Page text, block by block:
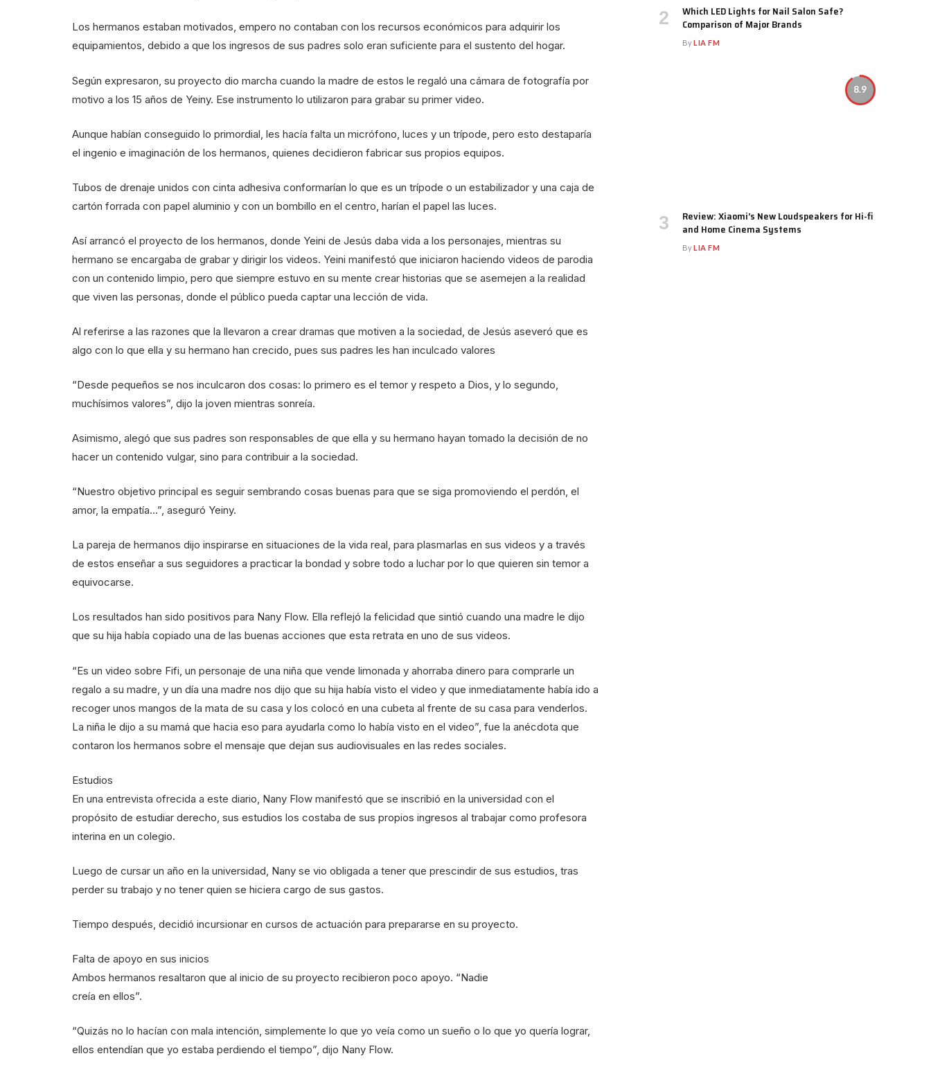
Los hermanos estaban motivados, empero no contaban con los recursos económicos para adquirir los
equipamientos, debido a que los ingresos de sus padres solo eran suficiente para el sustento del hogar.
Según expresaron, su proyecto dio marcha cuando la madre de estos le regaló una cámara de fotografía por
motivo a los 15 años de Yeiny. Ese instrumento lo utilizaron para grabar su primer video.
Aunque habían conseguido lo primordial, les hacía falta un micrófono, luces y un trípode, pero esto destaparía
el ingenio e imaginación de los hermanos, quienes decidieron fabricar sus propios equipos.
Tubos de drenaje unidos con cinta adhesiva conformarían lo que es un trípode o un estabilizador y una caja de
cartón forrada con papel aluminio y con un bombillo en el centro, harían el papel las luces.
Así arrancó el proyecto de los hermanos, donde Yeini de Jesús daba vida a los personajes, mientras su
hermano se encargaba de grabar y dirigir los videos. Yeini manifestó que iniciaron haciendo videos de parodia
con un contenido limpio, pero que siempre estuvo en su mente crear historias que se asemejen a la realidad
que viven las personas, donde el público pueda captar una lección de vida.
Al referirse a las razones que la llevaron a crear dramas que motiven a la sociedad, de Jesús aseveró que es
algo con lo que ella y su hermano han crecido, pues sus padres les han inculcado valores
“Desde pequeños se nos inculcaron dos cosas: lo primero es el temor y respeto a Dios, y lo segundo,
muchísimos valores”, dijo la joven mientras sonreía.
Asimismo, alegó que sus padres son responsables de que ella y su hermano hayan tomado la decisión de no
hacer un contenido vulgar, sino para contribuir a la sociedad.
“Nuestro objetivo principal es seguir sembrando cosas buenas para que se siga promoviendo el perdón, el
amor, la empatía…”, aseguró Yeiny.
La pareja de hermanos dijo inspirarse en situaciones de la vida real, para plasmarlas en sus videos y a través
de estos enseñar a sus seguidores a practicar la bondad y sobre todo a luchar por lo que quieren sin temor a
equivocarse.
Los resultados han sido positivos para Nany Flow. Ella reflejó la felicidad que sintió cuando una madre le dijo
que su hija había copiado una de las buenas acciones que esta retrata en uno de sus videos.
“Es un video sobre Fifi, un personaje de una niña que vende limonada y ahorraba dinero para comprarle un
regalo a su madre, y un día una madre nos dijo que su hija había visto el video y que inmediatamente había ido a
recoger unos mangos de la mata de su casa y los colocó en una cubeta al frente de su casa para venderlos.
La niña le dijo a su mamá que hacia eso para ayudarla como lo había visto en el video”, fue la anécdota que
contaron los hermanos sobre el mensaje que dejan sus audiovisuales en las redes sociales.
Estudios
En una entrevista ofrecida a este diario, Nany Flow manifestó que se inscribió en la universidad con el
propósito de estudiar derecho, sus estudios los costaba de sus propios ingresos al trabajar como profesora
interina en un colegio.
Luego de cursar un año en la universidad, Nany se vio obligada a tener que prescindir de sus estudios, tras
perder su trabajo y no tener quien se hiciera cargo de sus gastos.
Tiempo después, decidió incursionar en cursos de actuación para prepararse en su proyecto.
Falta de apoyo en sus inicios
Ambos hermanos resaltaron que al inicio de su proyecto recibieron poco apoyo. “Nadie
creía en ellos”.
“Quizás no lo hacían con mala intención, simplemente lo que yo veía como un sueño o lo que yo quería lograr,
ellos entendían que yo estaba perdiendo el tiempo”, dijo Nany Flow.
Which LED Lights for Nail Salon Safe?
Comparison of Major Brands
ByLIA FM
8.9
Review: Xiaomi’s New Loudspeakers for Hi-fi
and Home Cinema Systems
ByLIA FM